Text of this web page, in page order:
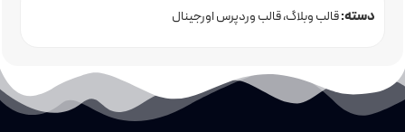
دسته:قالب وبلاگ قالب وردپرس اورجینال